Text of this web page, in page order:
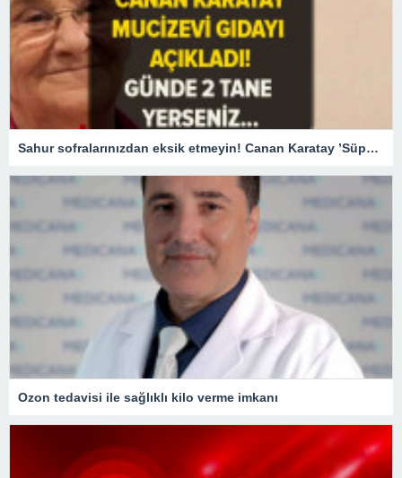
Sahur sofralarınızdan eksik etmeyin! Canan Karatay ’Süper besin’ diyerek açıkladı! Günde 2 adet tüketirseniz…
Ozon tedavisi ile sağlıklı kilo verme imkanı